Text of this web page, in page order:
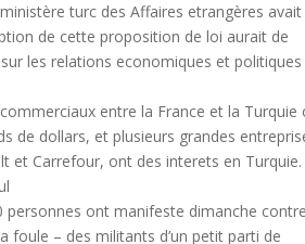
turc des Affaires etrangères avait
de cette proposition de loi aurait de
les relations economiques et politiques
entre la France et la Turquie
de dollars, et plusieurs grandes
et Carrefour, ont des interets en Turquie.
personnes ont manifeste dimanche
foule – des militants d’un petit parti de